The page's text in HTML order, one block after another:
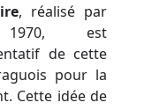
, réalisé par
est
de cette
pour la
Cette idée de